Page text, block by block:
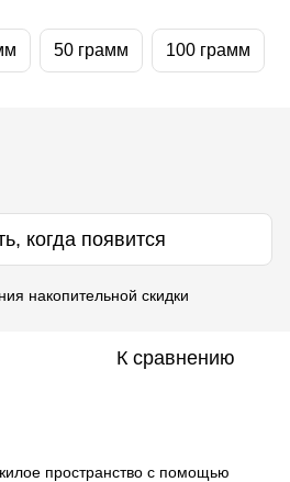
50 грамм 100 грамм
когда появится
накопительной скидки
К сравнению
пространство с помощью